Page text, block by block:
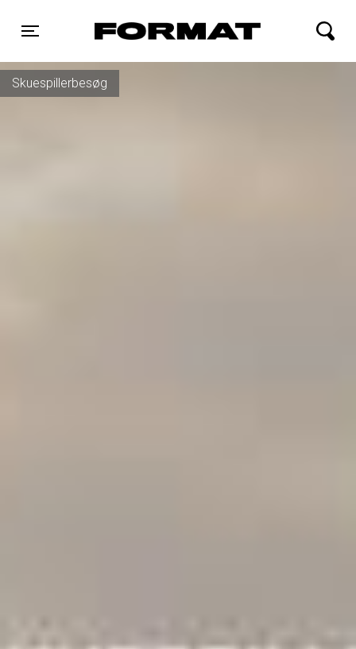
Toggle navigation
FORMAT Biograf
Skuespillerbesøg